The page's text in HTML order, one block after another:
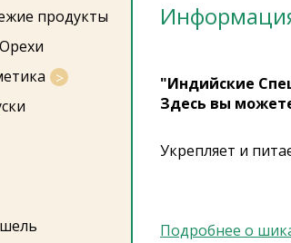
продукты
"Индийские
Здесь вы
Укрепляет и
Подробнее о